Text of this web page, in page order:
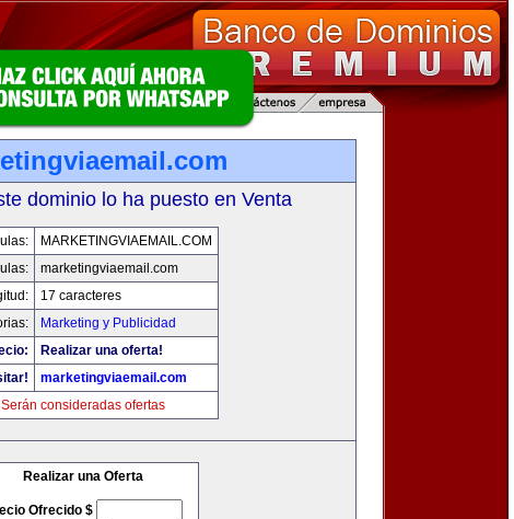
dominio lo ha puesto en Venta
MARKETINGVIAEMAIL.COM
marketingviaemail.com
17 caracteres
Marketing y Publicidad
Realizar una oferta!
marketingviaemail.com
Serán consideradas ofertas
Realizar una Oferta
Ofrecido $